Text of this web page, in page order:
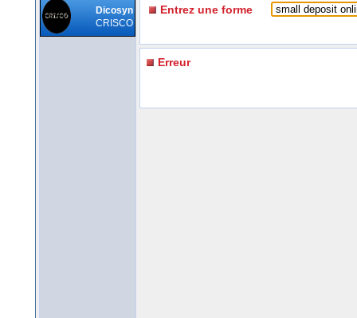
Dicosyn
CRISCO
Entrez une forme
Erreur